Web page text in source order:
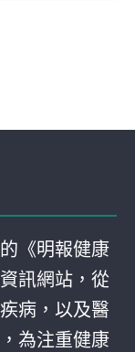
《明報健康
訊網站，從
病，以及醫
為注重健康